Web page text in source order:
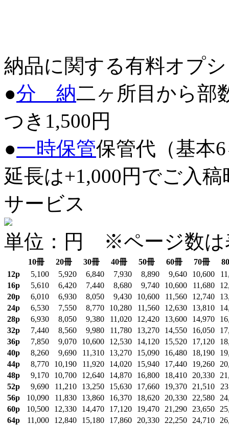
納品に関する有料オプ
●分 納二ヶ所目から部
つき1,500円
●一時保管保管代（基本
延長は+1,000円でご入
サービス
単位：円 ※ページ数は
10冊 20冊 30冊 40冊 50冊 60冊 70冊
12p
5,100 5,920 6,840 7,930 8,890 9,640 10,600
16p
5,610 6,420 7,440 8,680 9,740 10,600 11,680
20p
6,010 6,930 8,050 9,430 10,600 11,560 12,740
24p
6,530 7,550 8,770 10,280 11,560 12,630 13,810
28p
6,930 8,050 9,380 11,020 12,420 13,600 14,970
32p
7,440 8,560 9,980 11,780 13,270 14,550 16,050
36p
7,850 9,070 10,600 12,530 14,120 15,520 17,120
40p
8,260 9,690 11,310 13,270 15,090 16,480 18,190
44p
8,770 10,190 11,920 14,020 15,940 17,440 19,260
48p
9,170 10,700 12,640 14,870 16,800 18,410 20,330
52p
9,690 11,210 13,250 15,630 17,660 19,370 21,510
56p
10,090 11,830 13,860 16,370 18,620 20,330 22,580
60p
10,500 12,330 14,470 17,120 19,470 21,290 23,650
64p
11,000 12,840 15,180 17,860 20,330 22,250 24,710